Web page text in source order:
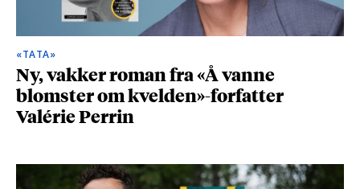
«TATA»
Ny, vakker roman fra «Å vanne
blomster om kvelden»-forfatter
Valérie Perrin